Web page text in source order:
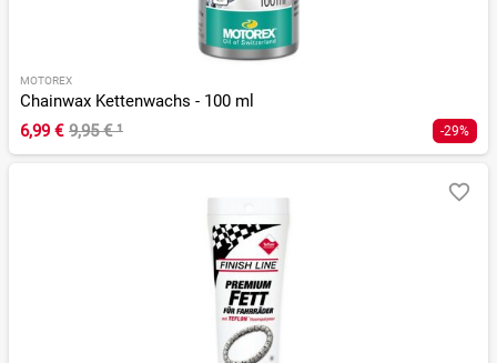
MOTOREX
Chainwax Kettenwachs - 100 ml
6,99 € 9,95 €¹ -29%